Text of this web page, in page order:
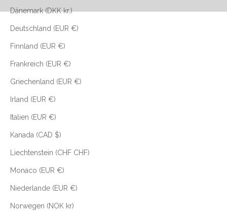
Dänemark (DKK kr.)
Deutschland (EUR €)
Finnland (EUR €)
Frankreich (EUR €)
Griechenland (EUR €)
Irland (EUR €)
Italien (EUR €)
Kanada (CAD $)
Liechtenstein (CHF CHF)
Monaco (EUR €)
Niederlande (EUR €)
Norwegen (NOK kr)